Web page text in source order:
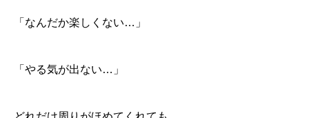
「なんだか楽しくない…」
「やる気が出ない…」